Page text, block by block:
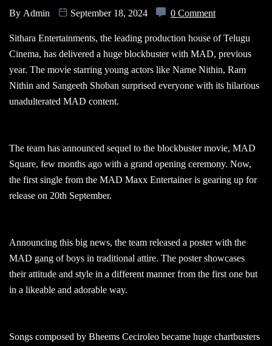
By Admin September 18, 2024 0 Comment
Sithara Entertainments, the leading production house of Telugu
Cinema, has delivered a huge blockbuster with MAD, previous
year. The movie starring young actors like Narne Nithin, Ram
Nithin and Sangeeth Shoban surprised everyone with its hilarious
unadulterated MAD content.
The team has announced sequel to the blockbuster movie, MAD
Square, few months ago with a grand opening ceremony. Now,
the first single from the MAD Maxx Entertainer is gearing up for
release on 20th September.
Announcing this big news, the team released a poster with the
MAD gang of boys in traditional attire. The poster showcases
their attitude and style in a different manner from the first one but
in a likeable and adorable way.
Songs composed by Bheems Ceciroleo became huge chartbusters